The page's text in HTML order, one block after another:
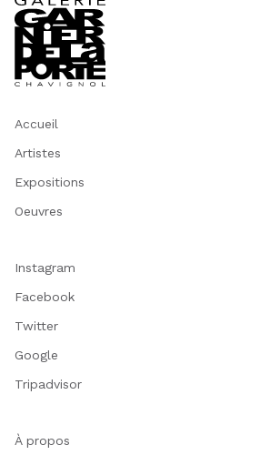
Accueil
Artistes
Expositions
Oeuvres
Instagram
Facebook
Twitter
Google
Tripadvisor
À propos